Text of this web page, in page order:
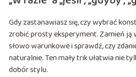
Gdy zastanawiasz się, czy wybrać
zrobić prosty eksperyment. Zamień ją
słowo warunkowe i sprawdź, czy
naturalnie. Ten mały trik ułatwia nie
dobór stylu.